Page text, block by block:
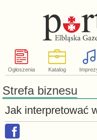
Ogłoszenia Katalog
Strefa biznesu
Jak interpretować